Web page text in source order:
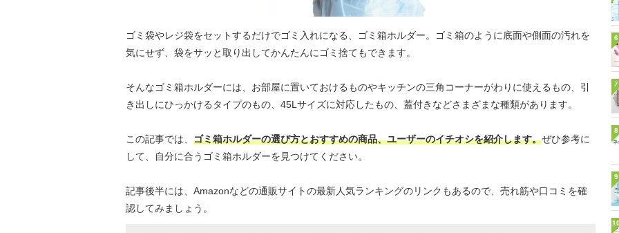
ゴミ袋やレジ袋をセットするだけでゴミ入れになる、ゴミ箱ホルダー。ゴミ箱のように底面や側面の汚れを
気にせず、袋をサッと取り出してかんたんにゴミ捨てもできます。
そんなゴミ箱ホルダーには、お部屋に置いておけるものやキッチンの三角コーナーがわりに使えるもの、引
き出しにひっかけるタイプのもの、45Lサイズに対応したもの、蓋付きなどさまざまな種類があります。
この記事では、 ゴミ箱ホルダーの選び方とおすすめの商品、ユーザーのイチオシを紹介します。ぜひ参考に
して、自分に合うゴミ箱ホルダーを見つけてください。
記事後半には、Amazonなどの通販サイトの最新人気ランキングのリンクもあるので、売れ筋や口コミを確
認してみましょう。
6
7
8
9